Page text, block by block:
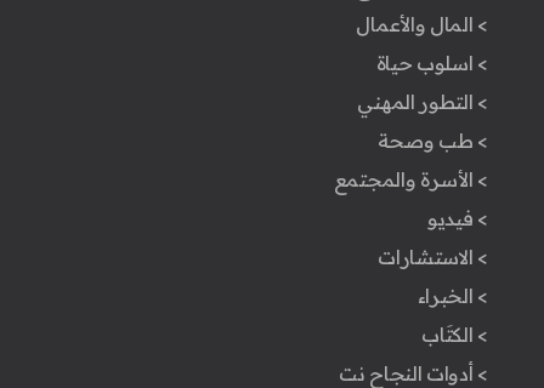
> المال والأعمال
> اسلوب حياة
> التطور المهني
> طب وصحة
> الأسرة والمجتمع
> فيديو
> الاستشارات
> الخبراء
> الكتَاب
> أدوات النجاح نت